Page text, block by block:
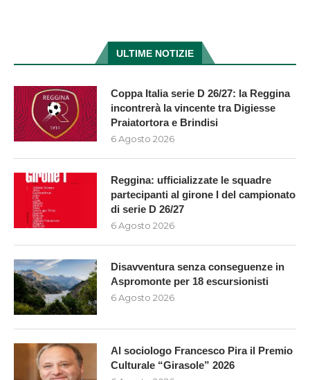
ULTIME NOTIZIE
Coppa Italia serie D 26/27: la Reggina
incontrerà la vincente tra Digiesse
Praiatortora e Brindisi
6 Agosto 2026
Reggina: ufficializzate le squadre
partecipanti al girone I del campionato
di serie D 26/27
6 Agosto 2026
Disavventura senza conseguenze in
Aspromonte per 18 escursionisti
6 Agosto 2026
Al sociologo Francesco Pira il Premio
Culturale “Girasole” 2026